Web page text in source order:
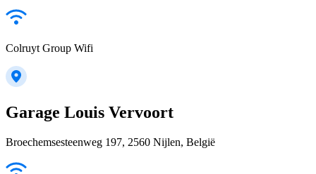
Colruyt Group Wifi
Garage Louis Vervoort
Broechemsesteenweg 197, 2560 Nijlen, België